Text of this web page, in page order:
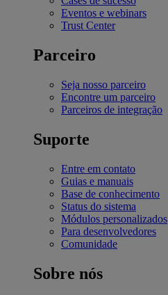
Eventos e webinars
Trust Center
Parceiro
Seja nosso parceiro
Encontre um parceiro
Parceiros de integração
Suporte
Entre em contato
Guias e manuais
Base de conhecimento
Status do sistema
Módulos personalizados
Para desenvolvedores
Comunidade
Sobre nós